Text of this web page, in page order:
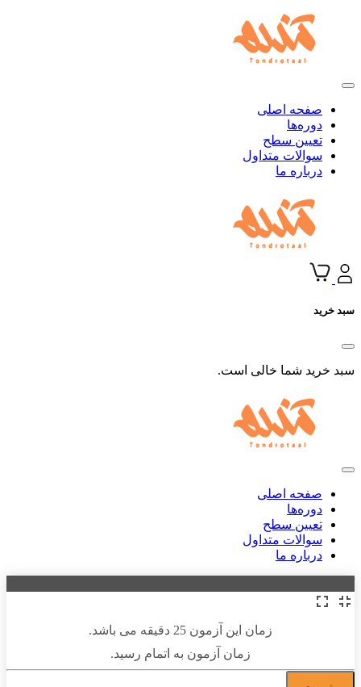
صفحه اصلی
دوره‌ها
تعیین سطح
سوالات متداول
درباره ما
سبد خرید
سبد خرید شما خالی است.
صفحه اصلی
دوره‌ها
تعیین سطح
سوالات متداول
درباره ما
زمان این آزمون 25 دقیقه می باشد.
زمان آزمون به اتمام رسید.